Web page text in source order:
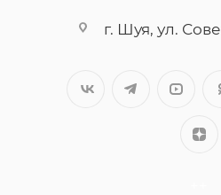
г. Шуя, ул.